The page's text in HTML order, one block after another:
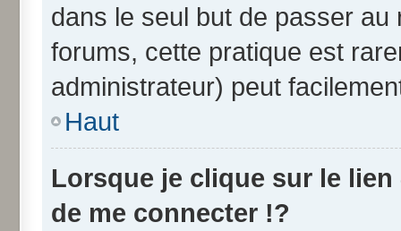
dans le seul but de passer
forums, cette pratique est
administrateur) peut
Haut
Lorsque je clique sur le lien
de me connecter !?